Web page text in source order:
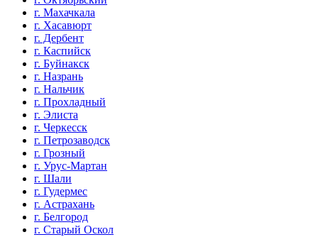
г. Махачкала
г. Хасавюрт
г. Дербент
г. Каспийск
г. Буйнакск
г. Назрань
г. Нальчик
г. Прохладный
г. Элиста
г. Черкесск
г. Петрозаводск
г. Грозный
г. Урус-Мартан
г. Шали
г. Гудермес
г. Астрахань
г. Белгород
г. Старый Оскол